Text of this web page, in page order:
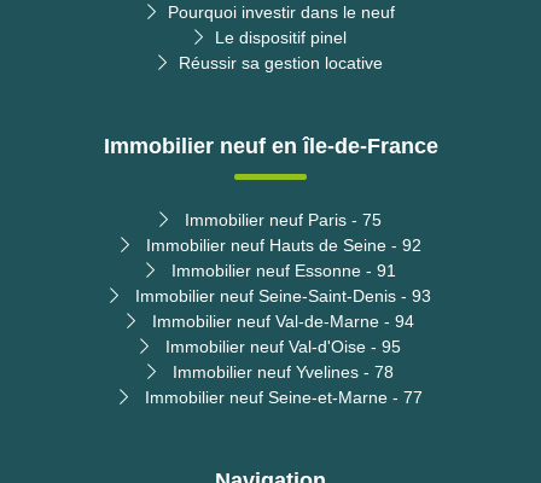
Pourquoi investir dans le neuf
Le dispositif pinel
Réussir sa gestion locative
Immobilier neuf en île-de-France
Immobilier neuf Paris - 75
Immobilier neuf Hauts de Seine - 92
Immobilier neuf Essonne - 91
Immobilier neuf Seine-Saint-Denis - 93
Immobilier neuf Val-de-Marne - 94
Immobilier neuf Val-d'Oise - 95
Immobilier neuf Yvelines - 78
Immobilier neuf Seine-et-Marne - 77